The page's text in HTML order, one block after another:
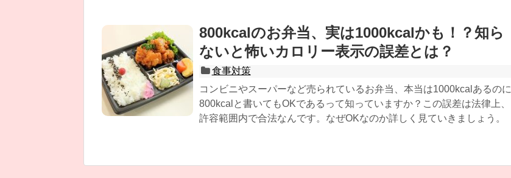
800kcalのお弁当、実は1000kcalかも！？知ら
ないと怖いカロリー表示の誤差とは？
食事対策
コンビニやスーパーなど売られているお弁当、本当は1000kcalあるのに
800kcalと書いてもOKであるって知っていますか？この誤差は法律上、
許容範囲内で合法なんです。なぜOKなのか詳しく見ていきましょう。